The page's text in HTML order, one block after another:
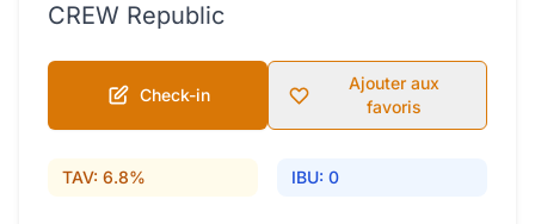
CREW Republic
Check-in
Ajouter aux
favoris
TAV: 6.8% IBU: 0